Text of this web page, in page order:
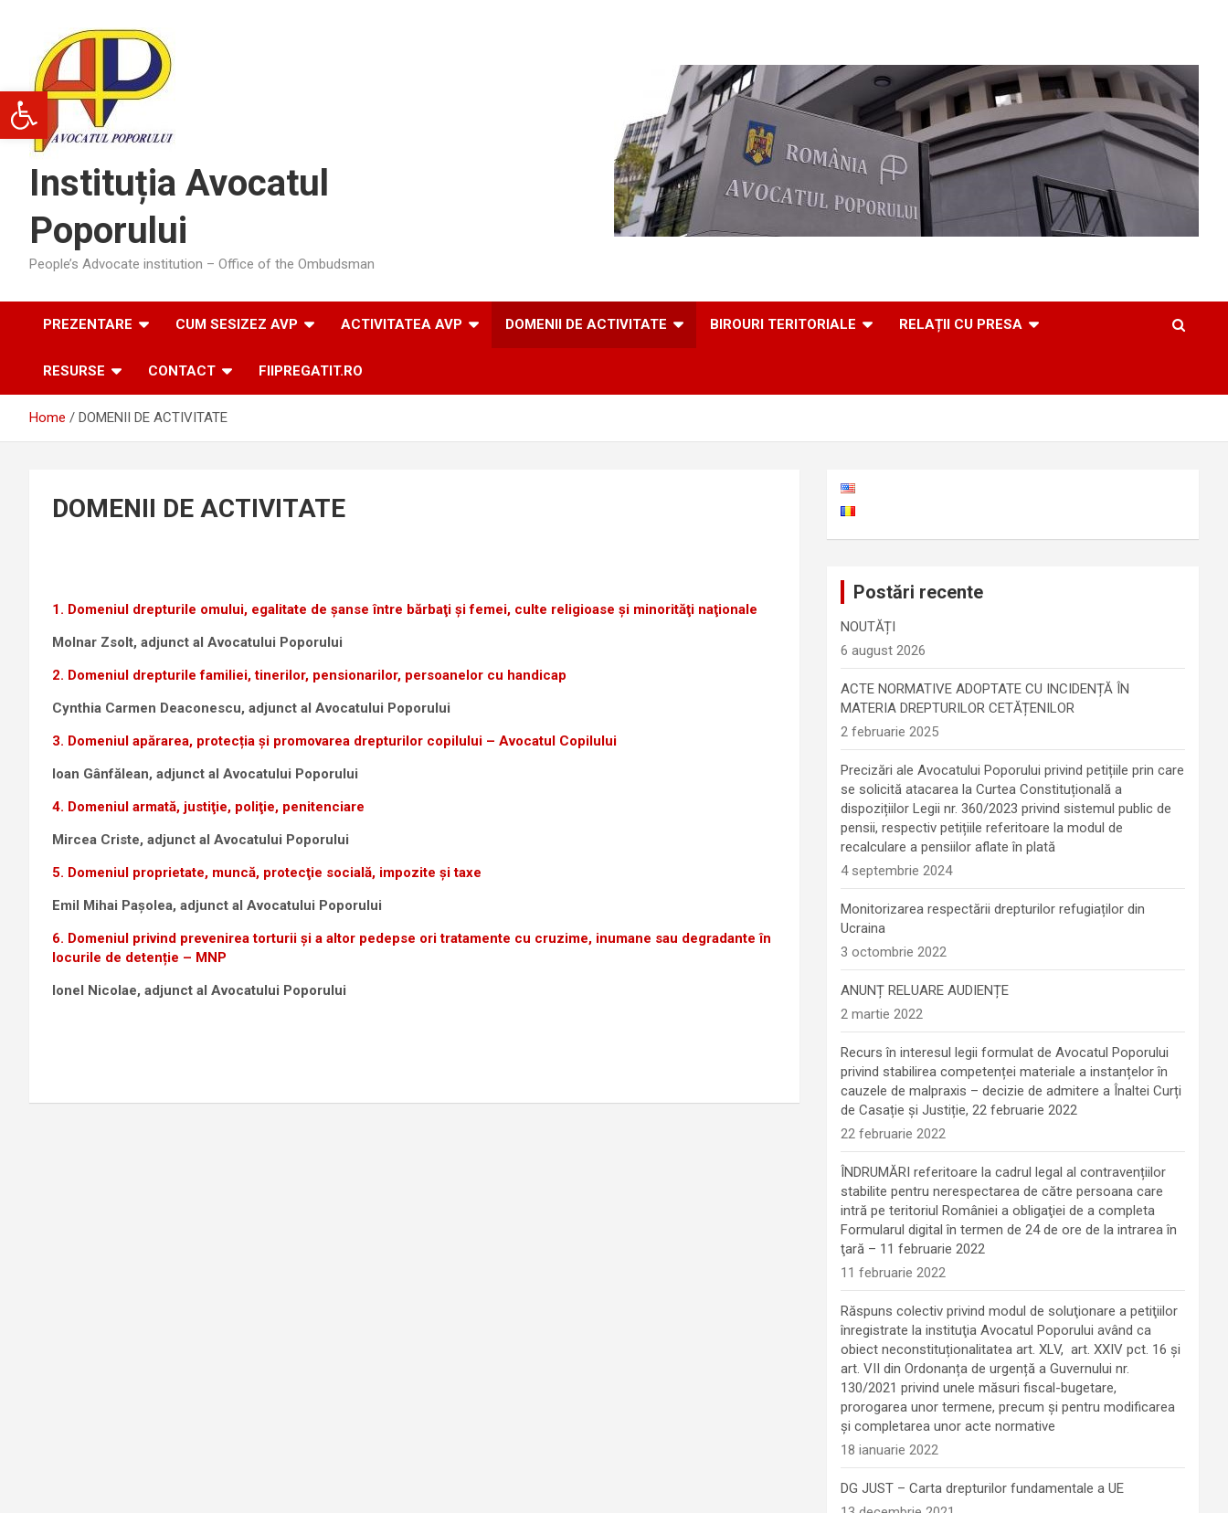
Deschide bara de unelte
Instituția Avocatul
Poporului
People’s Advocate institution – Office of the Ombudsman
PREZENTARE CUM SESIZEZ AVP ACTIVITATEA AVP DOMENII DE ACTIVITATE BIROURI TERITORIALE RELAȚII CU PRESA
RESURSE CONTACT FIIPREGATIT.RO
Home DOMENII DE ACTIVITATE
DOMENII DE ACTIVITATE
1. Domeniul drepturile omului, egalitate de şanse între bărbaţi şi femei, culte religioase şi minorităţi naţionale
Molnar Zsolt, adjunct al Avocatului Poporului
2. Domeniul drepturile familiei, tinerilor, pensionarilor, persoanelor cu handicap
Cynthia Carmen Deaconescu, adjunct al Avocatului Poporului
3. Domeniul apărarea, protecția și promovarea drepturilor copilului – Avocatul Copilului
Ioan Gânfălean, adjunct al Avocatului Poporului
4. Domeniul armată, justiţie, poliţie, penitenciare
Mircea Criste, adjunct al Avocatului Poporului
5. Domeniul proprietate, muncă, protecţie socială, impozite şi taxe
Emil Mihai Pașolea, adjunct al Avocatului Poporului
6. Domeniul privind prevenirea torturii și a altor pedepse ori tratamente cu cruzime, inumane sau degradante în
locurile de detenție – MNP
Ionel Nicolae, adjunct al Avocatului Poporului
Postări recente
NOUTĂȚI
6 august 2026
ACTE NORMATIVE ADOPTATE CU INCIDENȚĂ ÎN
MATERIA DREPTURILOR CETĂȚENILOR
2 februarie 2025
Precizări ale Avocatului Poporului privind petițiile prin care
se solicită atacarea la Curtea Constituțională a
dispozițiilor Legii nr. 360/2023 privind sistemul public de
pensii, respectiv petițiile referitoare la modul de
recalculare a pensiilor aflate în plată
4 septembrie 2024
Monitorizarea respectării drepturilor refugiaților din
Ucraina
3 octombrie 2022
ANUNȚ RELUARE AUDIENȚE
2 martie 2022
Recurs în interesul legii formulat de Avocatul Poporului
privind stabilirea competenței materiale a instanțelor în
cauzele de malpraxis – decizie de admitere a Înaltei Curți
de Casație și Justiție, 22 februarie 2022
22 februarie 2022
ÎNDRUMĂRI referitoare la cadrul legal al contravențiilor
stabilite pentru nerespectarea de către persoana care
intră pe teritoriul României a obligaţiei de a completa
Formularul digital în termen de 24 de ore de la intrarea în
ţară – 11 februarie 2022
11 februarie 2022
Răspuns colectiv privind modul de soluţionare a petiţiilor
înregistrate la instituţia Avocatul Poporului având ca
obiect neconstituționalitatea art. XLV, art. XXIV pct. 16 și
art. VII din Ordonanța de urgență a Guvernului nr.
130/2021 privind unele măsuri fiscal-bugetare,
prorogarea unor termene, precum şi pentru modificarea
şi completarea unor acte normative
18 ianuarie 2022
DG JUST – Carta drepturilor fundamentale a UE